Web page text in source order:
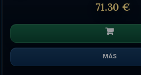
71.30 €
MÁS